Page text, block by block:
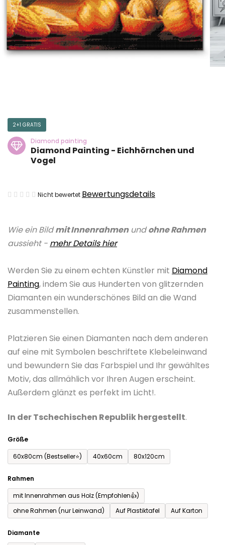
Wie ein Bildmit Innenrahmenundohne Rahmen
aussieht - mehr Details hier
Werden Sie zu einem echten Künstler mit Diamond
Painting, indem Sie aus Hunderten von glitzernden
Diamanten ein wunderschönes Bild an die Wand
zusammenstellen.
Platzieren Sie einen Diamanten nach dem anderen
auf eine mit Symbolen beschriftete Klebeleinwand
und bewundern Sie das Farbspiel und Ihr gewähltes
Motiv, das allmählich vor Ihren Augen erscheint.
Außerdem glänzt es perfekt im Licht!.
In der Tschechischen Republik hergestellt.
Größe
60x80cm (Bestseller⭐)
40x60cm 80x120cm
Rahmen
mit Innenrahmen aus Holz (Empfohlen👍)
ohne Rahmen (nur Leinwand)
Auf Plastiktafel Auf Karton
Diamante
2+1 GRATIS
Diamond painting
Diamond Painting - Eichhörnchen und
Vogel
Die
ist
0,0
5
Sternen.
Nicht bewertet Bewertungsdetails